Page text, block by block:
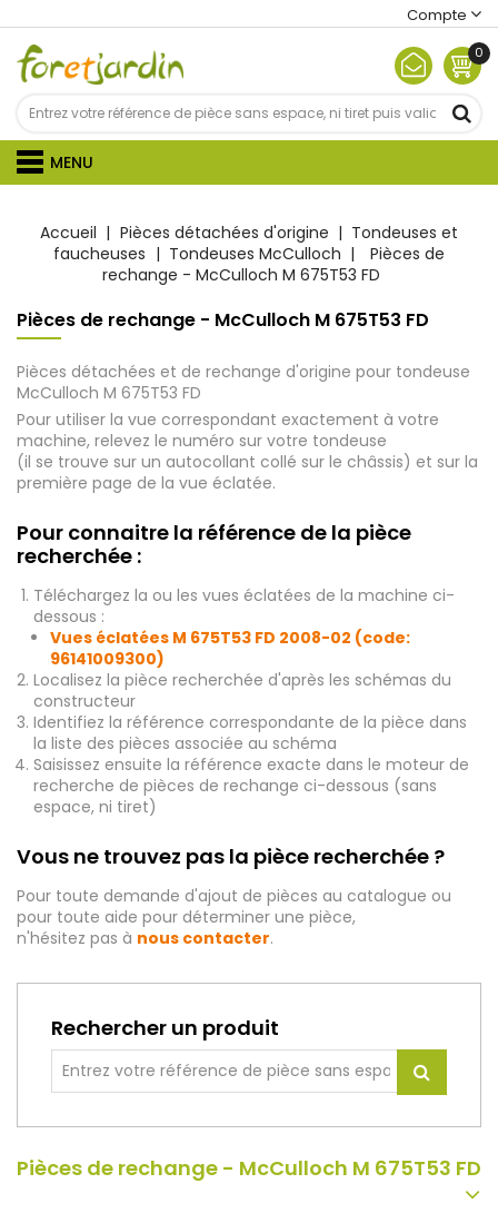
Compte
0
MENU
Accueil Pièces détachées d'origine
Tondeuses et
faucheuses
Tondeuses McCulloch
Pièces de
rechange - McCulloch M 675T53 FD
Pièces de rechange - McCulloch M 675T53 FD
Pièces détachées et de rechange d'origine pour tondeuse
McCulloch M 675T53 FD
Pour utiliser la vue correspondant exactement à votre
machine, relevez le numéro sur votre tondeuse
(il se trouve sur un autocollant collé sur le châssis) et sur la
première page de la vue éclatée.
Pour connaitre la référence de la pièce
recherchée :
Téléchargez la ou les vues éclatées de la machine ci-
dessous :
Vues éclatées M 675T53 FD 2008-02 (code:
96141009300)
Localisez la pièce recherchée d'après les schémas du
constructeur
Identifiez la référence correspondante de la pièce dans
la liste des pièces associée au schéma
Saisissez ensuite la référence exacte dans le moteur de
recherche de pièces de rechange ci-dessous (sans
espace, ni tiret)
Vous ne trouvez pas la pièce recherchée ?
Pour toute demande d'ajout de pièces au catalogue ou
pour toute aide pour déterminer une pièce,
n'hésitez pas à nous contacter.
Rechercher un produit
Pièces de rechange - McCulloch M 675T53 FD